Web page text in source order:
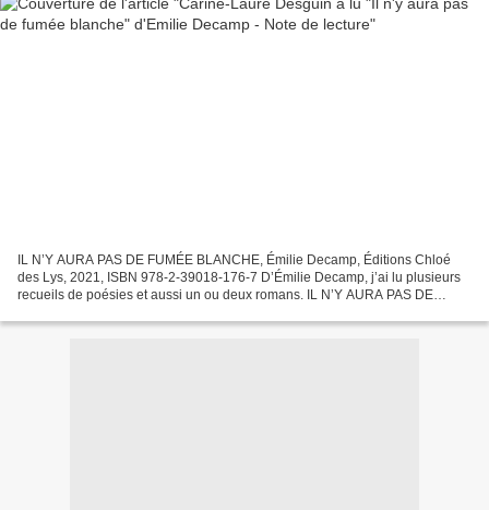
IL N’Y AURA PAS DE FUMÉE BLANCHE, Émilie Decamp, Éditions Chloé
des Lys, 2021, ISBN 978-2-39018-176-7 D’Émilie Decamp, j’ai lu plusieurs
recueils de poésies et aussi un ou deux romans. IL N’Y AURA PAS DE